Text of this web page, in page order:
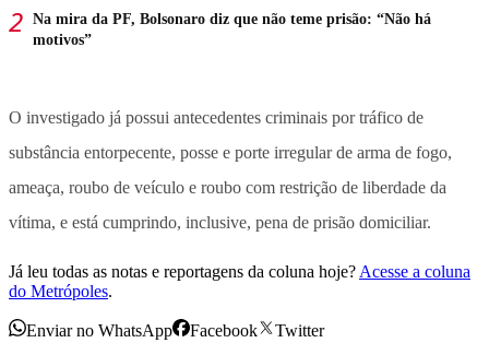
Na mira da PF, Bolsonaro diz que não teme prisão: “Não há
motivos”
O investigado já possui antecedentes criminais por tráfico de
substância entorpecente, posse e porte irregular de arma de fogo,
ameaça, roubo de veículo e roubo com restrição de liberdade da
vítima, e está cumprindo, inclusive, pena de prisão domiciliar.
Já leu todas as notas e reportagens da coluna hoje? Acesse a coluna
do Metrópoles.
Enviar no WhatsApp Facebook
Twitter